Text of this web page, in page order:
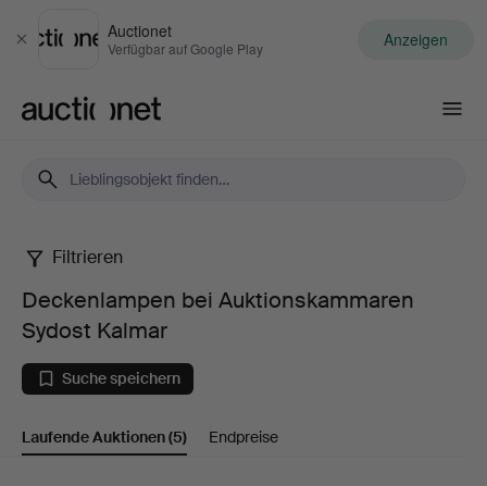
Schließen
Auctionet
Verfügbar auf Google Play Anzeigen
Deckenlampen
bei
Auktionskammaren
Sydost
Filtrieren
Deckenlampen bei Auktionskammaren
Sydost Kalmar
Suche speichern
Laufende Auktionen(5) Endpreise